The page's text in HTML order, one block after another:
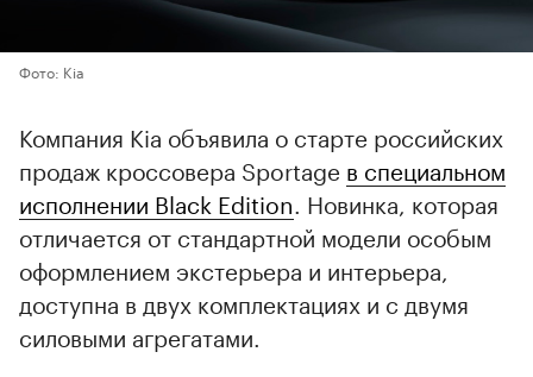
Фото: Kia
Компания Kia объявила о старте российских
продаж кроссовера Sportage в специальном
исполнении Black Edition . Новинка, которая
отличается от стандартной модели особым
оформлением экстерьера и интерьера,
доступна в двух комплектациях и с двумя
силовыми агрегатами.